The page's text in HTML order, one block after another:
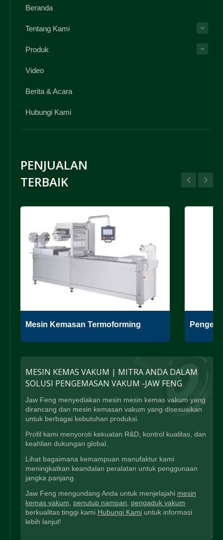
Beranda
Tentang Kami
Produk
Video
Berita & Acara
Hubungi Kami
PENJUALAN
TERBAIK
Mesin Kemasan Termoforming
MESIN KEMAS VAKUM | MITRA ANDA DALAM
SOLUSI PENGEMASAN VAKUM -JAW FENG
Jaw Feng menyediakan mesin mesin kemas vakum yang
dirancang dan mesin kemasan vakum yang disesuaikan
untuk berbagai kebutuhan produksi.
Profil kami menyoroti kekuatan R&D, kontrol kualitas, dan
keahlian dukungan global.
Lihat bagaimana kemampuan manufaktur kami
meningkatkan keandalan peralatan untuk penggunaan
jangka panjang.
Jaw Feng mengundang Anda untuk menjelajahi mesin
kemas vakum
penutup nampan
pengaduk vakum
berkualitas tinggi kami. Hubungi Kami untuk informasi
lebih lanjut!